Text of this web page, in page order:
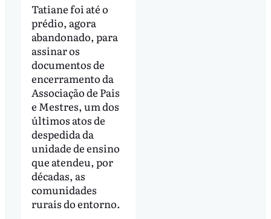
Tatiane foi até o
prédio, agora
abandonado, para
assinar os
documentos de
encerramento da
Associação de Pais
e Mestres, um dos
últimos atos de
despedida da
unidade de ensino
que atendeu, por
décadas, as
comunidades
rurais do entorno.